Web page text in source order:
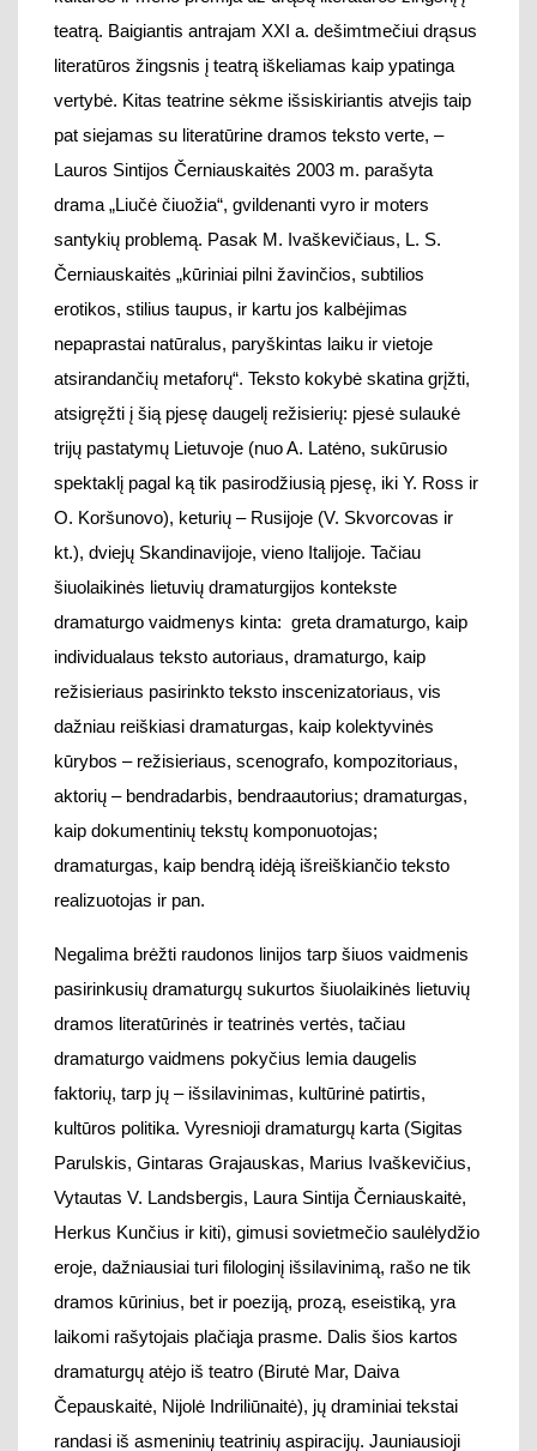
Černiauskaitės
kūriniai pilni žavinčios, subtilios
erotikos, stilius taupus, ir kartu jos kalbėjimas
nepaprastai natūralus, paryškintas laiku ir vietoje
atsirandančių metaforų“. Teksto kokybė skatina grįžti,
atsigręžti į šią pjesę daugelį režisierių: pjesė sulaukė
trijų pastatymų Lietuvoje (nuo A. Latėno, sukūrusio
spektaklį pagal ką tik pasirodžiusią pjesę, iki Y. Ross ir
O. Ko
šunovo), keturių – Rusijoje (V. Skvorcovas ir
kt.), dviejų Skandinavijoje, vieno Italijoje.Tačiau
šiuolaikinės lietuvių dram
aturgijos kon tekste
dramaturgovaidmenys kinta greta dramaturg
, kaip
individualaus teksto autori
aus,dra maturgo
, kaip
režisieriaus pasirinkto teksto in scenizatoriaus,
vis
dažniau reiškiasi
dramaturg as, kaip kolektyvinės
kūrybos – režisieriaus, scenografo, kompozitoriaus
aktorių
– bendradarbi s, bendraautorius; dramaturgas
kaip dokumentinių tekstų komponuotoj as;
dramaturgas, kaip bendrą idėją išreiškiančio
teksto
realiz uotojas ir pan
Negalima brėžti raudonoslinijos tarpšiuos vaidmenis
pasirinkusių dramaturgų sukurtosšiuolaikinės lietuvių
dramos literatūrinės ir teatrinės vertės, tačiau
dramaturgo vaidmens pokyčius lemiadaugelis
faktorių, tarp jų –išsilavinimas,kultūrinė patirtis,
kultūros politika. Vyresnioji dramaturgų karta (Sigitas
Parulskis, Gintaras Grajauskas, Marius Ivaškevičius,
Vytautas V. Landsbergis,
Laura Sintija Černiauskaitė,
Herkus Kunčius ir kiti)
, gimusi sovietmečio saulėlydžio
eroje,
dažniausiai turi filologinį išsilavinimą, rašo ne tik
dramos kūrinius, bet ir poeziją, prozą, eseistiką,
laikomi rašytojais plačiąja prasme . Dalis šios kartos
dramaturgų atėjo iš teatro (Birutė Mar, Daiva
Čepauskaitė, Nijolė Indriliūnaitė), jų draminiai tekstai
randasi išasmeninių teatrinių aspiracijų. J aun
iausioji
karta
Gabrielė Labanauskaitė, Goda Dapšytė, Indrė
Bručkutė,
D ovilė Zavedskaitė,Vaiva Grainytė, Birutė
Kapustinskaitė, Teklė Kavtaradzė, Virginija Rimkaitė,
Aleksandras Špilevojus, Justas Tertelis ir kiti)
, gimusi
jau n
epriklausomoje Lietuvoje, studijavusi teatro bei
kino meną, prie teksto rašymo atėjo iš įvairiausių
teatrinių veiklų, eksperimentų,
ieškant savo kartos